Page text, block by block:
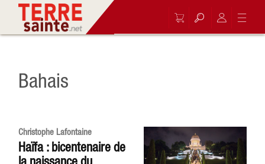
Bahais
Christophe Lafontaine
Haïfa : bicentenaire de